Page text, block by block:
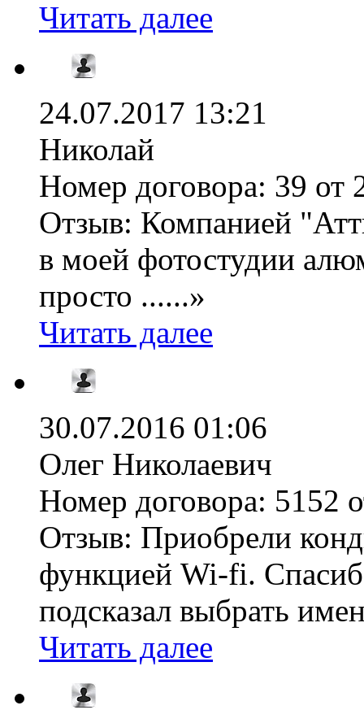
Читать далее
24.07.2017 13:21
Николай
Номер договора: 39 от
Отзыв: Компанией
в моей фотостудии
просто ......»
Читать далее
30.07.2016 01:06
Олег Николаевич
Номер договора: 5152
Отзыв: Приобрели
функцией Wi-fi.
подсказал выбрать
Читать далее